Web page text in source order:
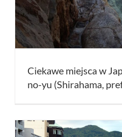
Ciekawe miejsca w
no-yu (Shirahama,